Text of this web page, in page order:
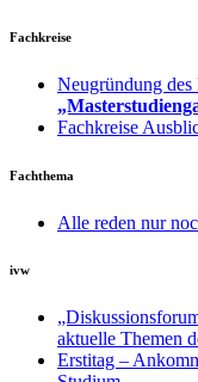
Fachkreise
Neugründung des
Fachkreise
Fachthema
Alle reden nur
ivw
aktuelle Themen
Erstitag –